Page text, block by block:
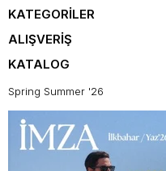
KATEGORİLER
ALIŞVERİŞ
KATALOG
Spring Summer '26